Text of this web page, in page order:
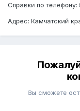
Справки по телефону:
Адрес: Камчатский
Вы сможете